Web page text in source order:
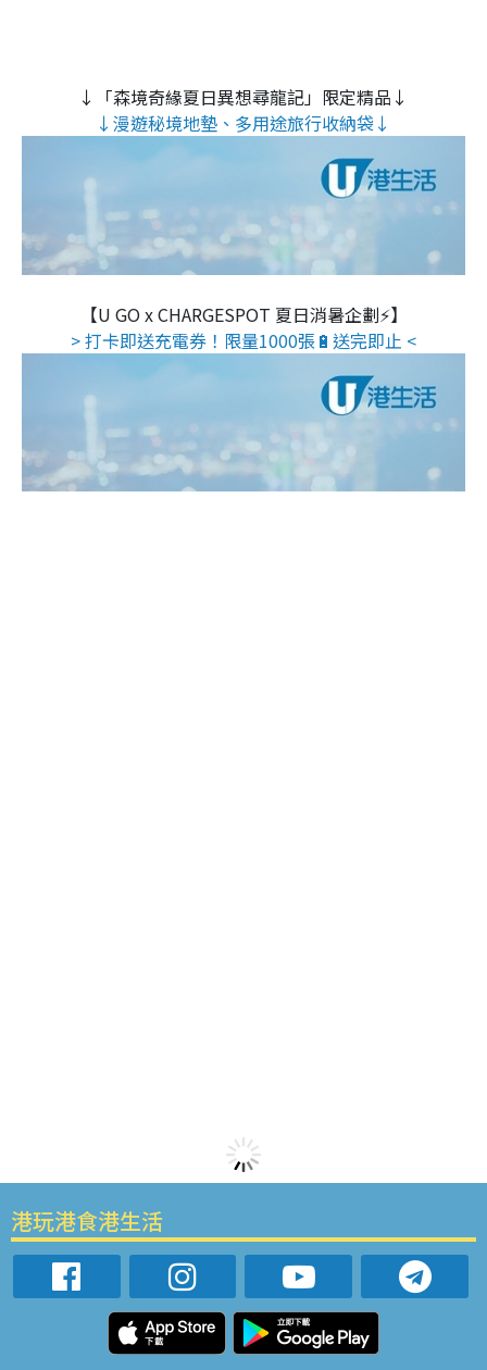
↓「森境奇緣夏日異想尋龍記」限定精品↓
↓漫遊秘境地墊、多用途旅行收納袋↓
【U GO x CHARGESPOT 夏日消暑企劃⚡】
> 打卡即送充電券！限量1000張🔋送完即止 <
港玩港食港生活